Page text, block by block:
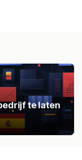
te laten